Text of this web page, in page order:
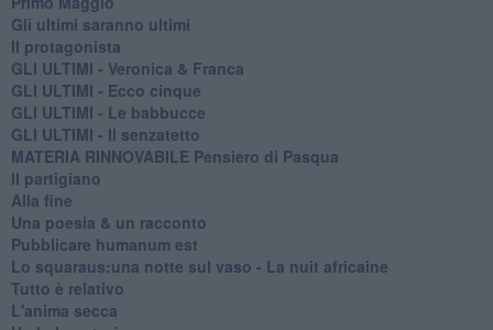
Gli ultimi saranno ultimi
Il protagonista
GLI ULTIMI - Veronica & Franca
GLI ULTIMI - Ecco cinque
GLI ULTIMI - Le babbucce
GLI ULTIMI - Il senzatetto
MATERIA RINNOVABILE Pensiero di Pasqua
Il partigiano
Alla fine
Una poesia & un racconto
Pubblicare humanum est
Lo squaraus:una notte sul vaso - La nuit africaine
Tutto è relativo
L'anima secca